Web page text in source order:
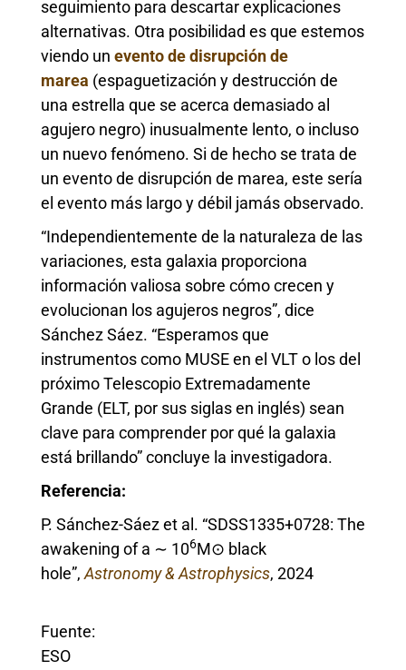
seguimiento para descartar explicaciones
alternativas. Otra posibilidad es que estemos
viendo un evento de disrupción de
marea (espaguetización y destrucción de
una estrella que se acerca demasiado al
agujero negro) inusualmente lento, o incluso
un nuevo fenómeno. Si de hecho se trata de
un evento de disrupción de marea, este sería
el evento más largo y débil jamás observado.
“Independientemente de la naturaleza de las
variaciones, esta galaxia proporciona
información valiosa sobre cómo crecen y
evolucionan los agujeros negros”, dice
Sánchez Sáez. “Esperamos que
instrumentos como MUSE en el VLT o los del
próximo Telescopio Extremadamente
Grande (ELT, por sus siglas en inglés) sean
clave para comprender por qué la galaxia
está brillando” concluye la investigadora.
Referencia:
P. Sánchez-Sáez et al. “SDSS1335+0728: The
awakening of a ∼ 106M⊙ black
hole”, Astronomy & Astrophysics, 2024
Fuente:
ESO